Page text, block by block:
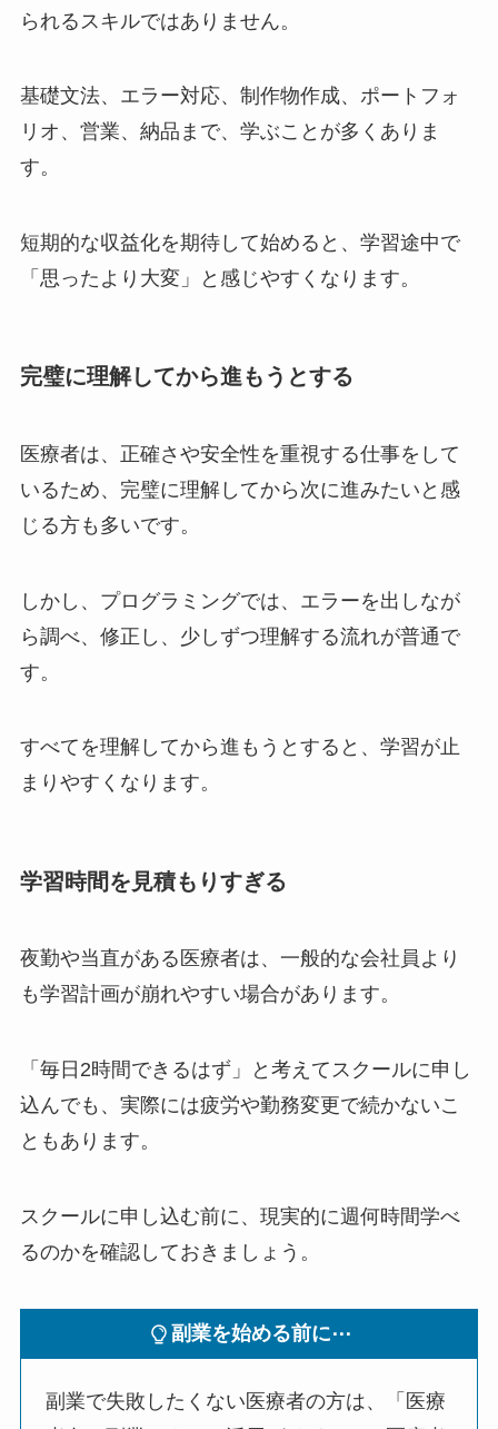
られるスキルではありません。
基礎文法、エラー対応、制作物作成、ポートフォ
リオ、営業、納品まで、学ぶことが多くありま
す。
短期的な収益化を期待して始めると、学習途中で
「思ったより大変」と感じやすくなります。
完璧に理解してから進もうとする
医療者は、正確さや安全性を重視する仕事をして
いるため、完璧に理解してから次に進みたいと感
じる方も多いです。
しかし、プログラミングでは、エラーを出しなが
ら調べ、修正し、少しずつ理解する流れが普通で
す。
すべてを理解してから進もうとすると、学習が止
まりやすくなります。
学習時間を見積もりすぎる
夜勤や当直がある医療者は、一般的な会社員より
も学習計画が崩れやすい場合があります。
「毎日2時間できるはず」と考えてスクールに申し
込んでも、実際には疲労や勤務変更で続かないこ
ともあります。
スクールに申し込む前に、現実的に週何時間学べ
るのかを確認しておきましょう。
副業を始める前に⋯
副業で失敗したくない医療者の方は、「医療